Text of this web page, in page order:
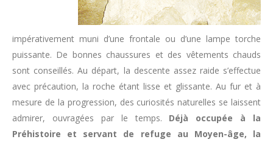
impérativement muni d’une frontale ou d’une lampe torche
puissante. De bonnes chaussures et des vêtements chauds
sont conseillés. Au départ, la descente assez raide s’effectue
avec précaution, la roche étant lisse et glissante. Au fur et à
mesure de la progression, des curiosités naturelles se laissent
admirer, ouvragées par le temps. Déjà occupée à la
Préhistoire et servant de refuge au Moyen-âge, la